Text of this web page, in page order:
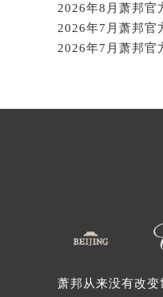
辽
2026年8月萧邦官
2026年7月萧邦官
萧邦从来没有改变